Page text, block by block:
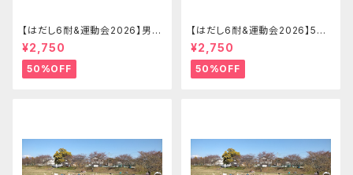
【はだし6耐&運動会2026】男子
ソロの部 はだし6耐＋運動会エ
ントリー【2026.09.26(土)】
¥2,750
50%OFF
【はだし6耐&運動会2026】5-8
名リレーの部 はだし6耐＋運動
会チームエントリー【2026.09.
26(土)】
¥2,750
50%OFF